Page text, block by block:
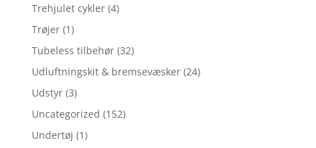
Trehjulet cykler (4)
Trøjer (1)
Tubeless tilbehør (32)
Udluftningskit & bremsevæsker (24)
Udstyr (3)
Uncategorized (152)
Undertøj (1)